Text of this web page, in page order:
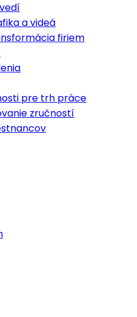
a videá
firiem
pre trh práce
zručností